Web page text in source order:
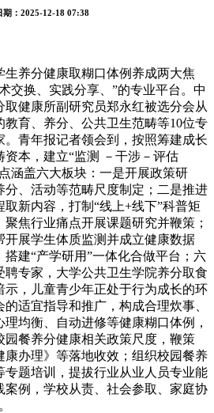
期：2025-12-18 07:38
养分健康取糊口体例养成两大焦
交换、实践分享、”的专业平台。中
取健康所副研究员郑永红被选分会从
育、养分、公共卫生范畴等10位专
青年报记者领会到，按照筹建成长
本，建立“监测 －干涉－评估
涵盖六大板块：一是开展政策研
分、活动等范畴尺度制定；二是推进
新内容，打制“线上+线下”科普矩
焦行业痛点开展课题研究并鞭策；
开展学生体质监测并成立健康数据
建“产学研用”一体化合做平台；六
聘专家，大学公共卫生学院养分取食
示，儿童青少年正处于行为成长的环
适宜指导和推广，构成合理炊事、
均衡、自动进修等健康糊口体例，
园餐养分健康相关政策尺度，鞭策
康办理》等落地收效；组织校园餐养
专题培训，提拔行业从业人员专业能
案例，学校从责、社会参取、家庭协